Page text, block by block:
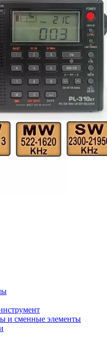
и сменные элементы